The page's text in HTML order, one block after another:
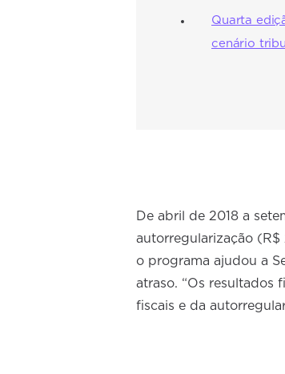
Quarta
cenário
De abril de 2018 a
autorregularização
o programa ajudou a
atraso. “Os resultados
fiscais e da